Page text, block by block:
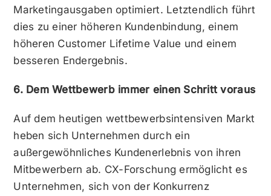
Marketingausgaben optimiert. Letztendlich führt
dies zu einer höheren Kundenbindung, einem
höheren Customer Lifetime Value und einem
besseren Endergebnis.
6. Dem Wettbewerb immer einen Schritt voraus
Auf dem heutigen wettbewerbsintensiven Markt
heben sich Unternehmen durch ein
außergewöhnliches Kundenerlebnis von ihren
Mitbewerbern ab. CX-Forschung ermöglicht es
Unternehmen, sich von der Konkurrenz